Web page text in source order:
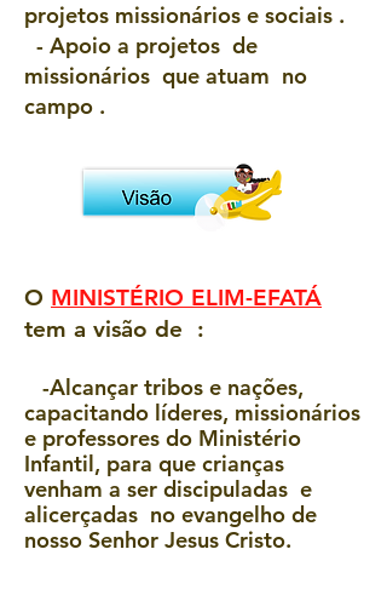
projetos missionários e sociais .
- Apoio a projetos de
missionários que atuam no
campo .
O MINISTÉRIO ELIM-EFATÁ
tem a visão de :
-Alcançar tribos e nações,
capacitando líderes, missionários
e professores do Ministério
Infantil, para que crianças
venham a ser discipuladas e
alicerçadas no evangelho de
nosso Senhor Jesus Cristo.